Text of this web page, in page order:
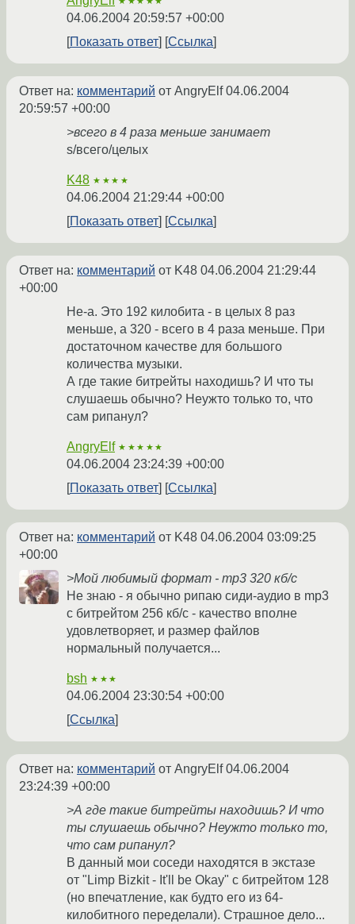
04.06.2004 20:59:57 +00:00
Показать ответ
Ссылка
Ответ на: комментарий от AngryElf04.06.2004
20:59:57 +00:00
>всего в 4 раза меньше занимает
s/всего/целых
K48 ★★★★
04.06.2004 21:29:44 +00:00
Показать ответ
Ссылка
Ответ на: комментарий от K48 04.06.2004 21:29:44
+00:00
Не-а. Это 192 килобита - в целых 8 раз
меньше, а 320 - всего в 4 раза меньше. При
достаточном качестве для большого
количества музыки.
А где такие битрейты находишь? И что ты
слушаешь обычно? Неужто только то, что
сам рипанул?
AngryElf ★★★★★
04.06.2004 23:24:39 +00:00
Показать ответ
Ссылка
Ответ на: комментарий от K48 04.06.2004 03:09:25
+00:00
>Мой любимый формат - mp3 320 кб/с
Не знаю - я обычно рипаю сиди-аудио в mp3
с битрейтом 256 кб/с - качество вполне
удовлетворяет, и размер файлов
нормальный получается...
bsh ★★★
04.06.2004 23:30:54 +00:00
Ссылка
Ответ на: комментарий от AngryElf04.06.2004
23:24:39 +00:00
>А где такие битрейты находишь? И что
ты слушаешь обычно? Неужто только то,
что сам рипанул?
В данный мои соседи находятся в экстазе
от "Limp Bizkit - It'll be Okay" с битрейтом 128
(но впечатление, как будто его из 64-
килобитного переделали). Страшное дело...